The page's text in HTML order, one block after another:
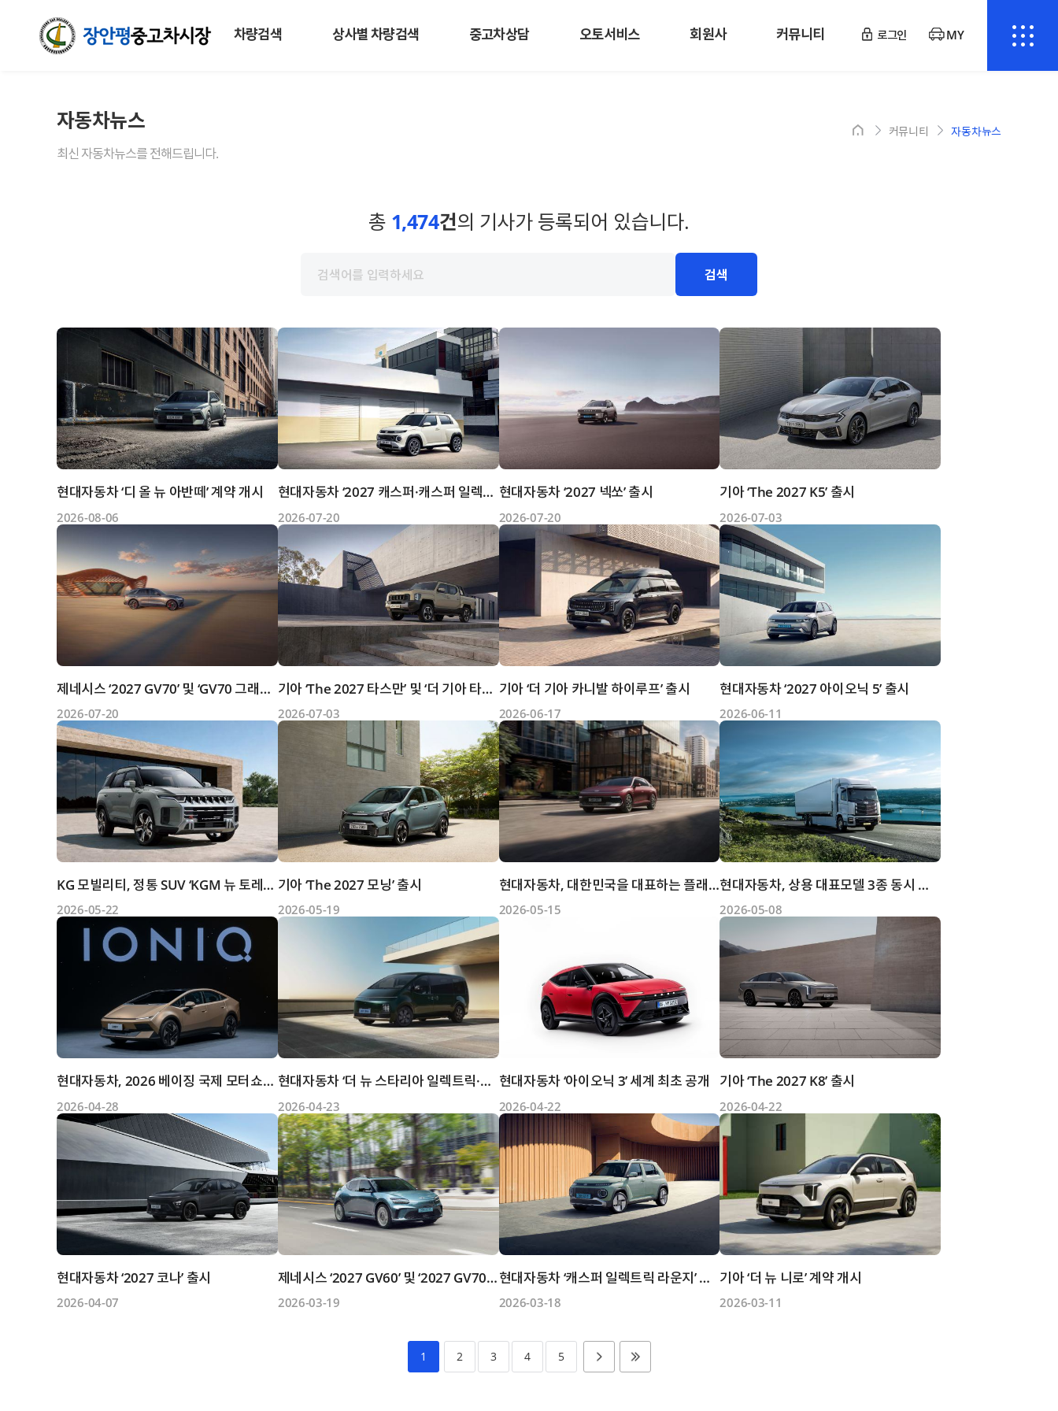
차량검색 상사별 차량검색 중고차상담 오토서비스 회원사 커뮤니티 로그인 MY
자동차뉴스
최신 자동차뉴스를 전해드립니다.
커뮤니티 자동차뉴스
총 1,474건의 기사가 등록되어 있습니다.
검색
현대자동차 ‘디 올 뉴 아반떼’ 계약 개시
2026-08-06
현대자동차 ‘2027 캐스퍼·캐스퍼 일렉트릭’ 출시
2026-07-20
현대자동차 ‘2027 넥쏘’ 출시
2026-07-20
기아 ‘The 2027 K5’ 출시
2026-07-03
제네시스 ‘2027 GV70’ 및 ‘GV70 그래파이트 패키지’ 출시
2026-07-20
기아 ‘The 2027 타스만’ 및 ‘더 기아 타스만 오픈베드’ 계약...
2026-07-03
기아 ‘더 기아 카니발 하이루프’ 출시
2026-06-17
현대자동차 ‘2027 아이오닉 5’ 출시
2026-06-11
KG 모빌리티, 정통 SUV ‘KGM 뉴 토레스’ 출시
2026-05-22
기아 ‘The 2027 모닝’ 출시
2026-05-19
현대자동차, 대한민국을 대표하는 플래그십 세단의 진화 ‘더 뉴...
2026-05-15
현대자동차, 상용 대표모델 3종 동시 출시
2026-05-08
현대자동차, 2026 베이징 국제 모터쇼서 ‘아이오닉 V’ 세계 최...
2026-04-28
현대자동차 ‘더 뉴 스타리아 일렉트릭·더 뉴 스타리아 리무진...
2026-04-23
현대자동차 ‘아이오닉 3’ 세계 최초 공개
2026-04-22
기아 ‘The 2027 K8’ 출시
2026-04-22
현대자동차 ‘2027 코나’ 출시
2026-04-07
제네시스 ‘2027 GV60’ 및 ‘2027 GV70 전동화 모델’ 판매 개...
2026-03-19
현대자동차 ‘캐스퍼 일렉트릭 라운지’ 출시
2026-03-18
기아 ‘더 뉴 니로’ 계약 개시
2026-03-11
1 2 3 4 5